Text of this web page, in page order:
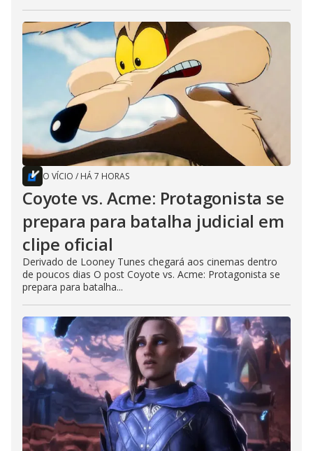
O VÍCIO / HÁ 7 HORAS
Coyote vs. Acme: Protagonista se
prepara para batalha judicial em
clipe oficial
Derivado de Looney Tunes chegará aos cinemas dentro
de poucos dias O post Coyote vs. Acme: Protagonista se
prepara para batalha...